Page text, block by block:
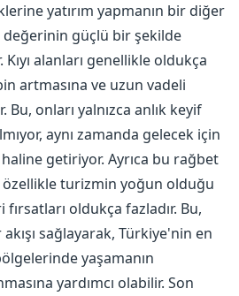
yatırım yapmanın bir diğer
değerinin güçlü bir şekilde
alanları genellikle oldukça
artmasına ve uzun vadeli
Bu, onları yalnızca anlık keyif
aynı zamanda gelecek için
getiriyor. Ayrıca bu rağbet
turizmin yoğun olduğu
oldukça fazladır. Bu,
sağlayarak, Türkiye'nin en
yaşamanın
yardımcı olabilir. Son